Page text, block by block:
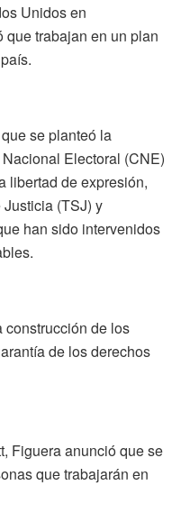
Unidos en
que trabajan en un plan
se planteó la
Electoral (CNE)
libertad de expresión,
(TSJ) y
han sido intervenidos
construcción de los
de los derechos
Figuera anunció que se
que trabajarán en